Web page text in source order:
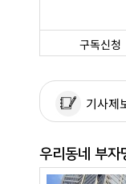
구독신청
기사제
우리동네 부자